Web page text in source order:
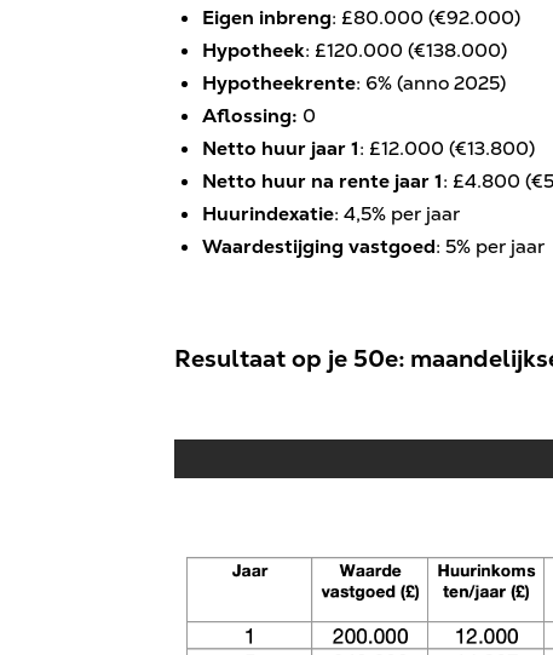
Eigen inbreng: £80.000 (€92.000)
Hypotheek: £120.000 (€138.000)
Hypotheekrente: 6% (anno 2025)
Aflossing: 0
Netto huur jaar 1: £12.000 (€13.800)
Netto huur na rente jaar 1: £4.800
Huurindexatie: 4,5% per jaar
Waardestijging vastgoed: 5% per jaar
Resultaat op je 50e: